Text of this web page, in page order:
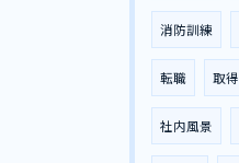
消防訓練
転職 取得
社内風景